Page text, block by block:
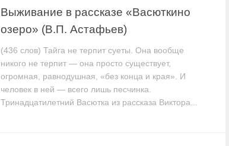
Выживание в рассказе «Васюткино
озеро» (В.П. Астафьев)
(436 слов) Тайга не терпит суеты. Она вообще
никого не терпит — она просто существует,
огромная, равнодушная, «без конца и края». И
человек в ней — всего лишь песчинка.
Тринадцатилетний Васютка из рассказа Виктора...